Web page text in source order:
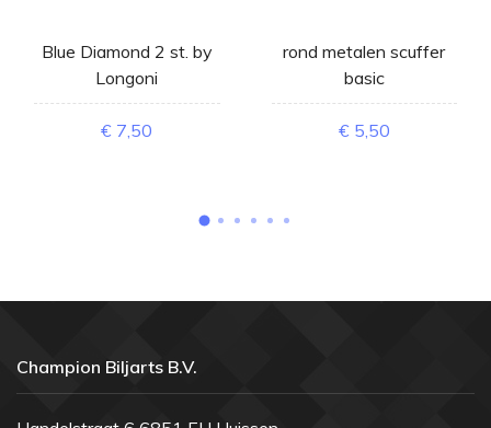
Blue Diamond 2 st. by
Longoni
€ 7,50
rond metalen scuffer
basic
€ 5,50
Champion Biljarts B.V.